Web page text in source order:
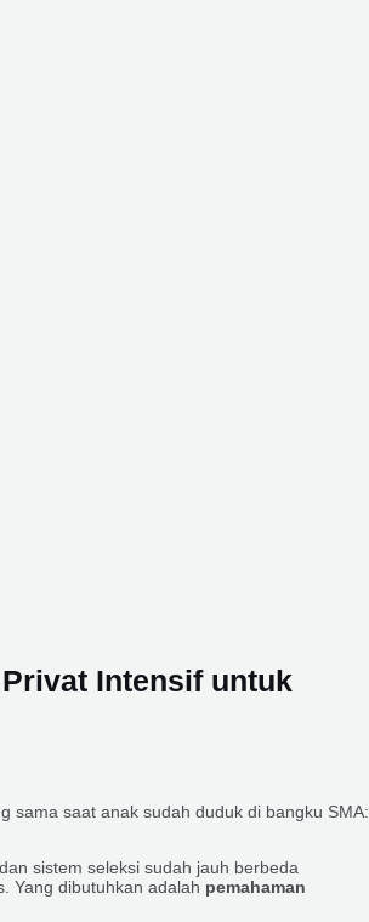
Intensif untuk
sama saat anak sudah duduk di bangku SMA:
sistem seleksi sudah jauh berbeda
Yang dibutuhkan adalah pemahaman